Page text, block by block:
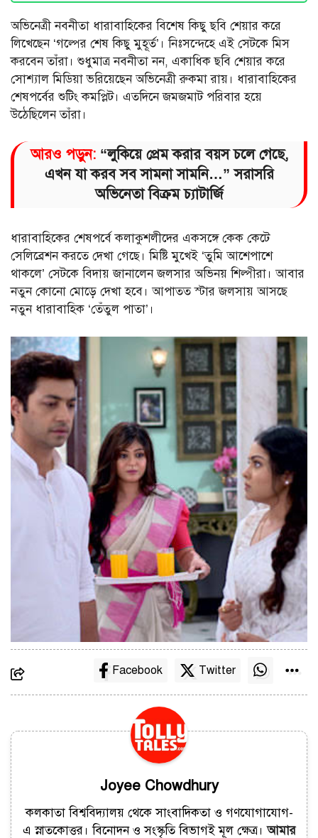
অভিনেত্রী নবনীতা ধারাবাহিকের বিশেষ কিছু ছবি শেয়ার করে
লিখেছেন ‘গল্পের শেষ কিছু মুহূর্ত’। নিঃসন্দেহে এই সেটকে মিস
করবেন তাঁরা। শুধুমাত্র নবনীতা নন, একাধিক ছবি শেয়ার করে
সোশ্যাল মিডিয়া ভরিয়েছেন অভিনেত্রী রুকমা রায়। ধারাবাহিকের
শেষপর্বের শুটিং কমপ্লিট। এতদিনে জমজমাট পরিবার হয়ে
উঠেছিলেন তাঁরা।
আরও পড়ুন: “লুকিয়ে প্রেম করার বয়স চলে গেছে,
এখন যা করব সব সামনা সামনি…” সরাসরি
অভিনেতা বিক্রম চ্যাটার্জি
ধারাবাহিকের শেষপর্বে কলাকুশলীদের একসঙ্গে কেক কেটে
সেলিব্রেশন করতে দেখা গেছে। মিষ্টি মুখেই ‘তুমি আশেপাশে
থাকলে’ সেটকে বিদায় জানালেন জলসার অভিনয় শিল্পীরা। আবার
নতুন কোনো মোড়ে দেখা হবে। আপাতত স্টার জলসায় আসছে
নতুন ধারাবাহিক ‘তেঁতুল পাতা’।
Facebook Twitter
Joyee Chowdhury
কলকাতা বিশ্ববিদ্যালয় থেকে সাংবাদিকতা ও গণযোগাযোগ-
এ স্নাতকোত্তর। বিনোদন ও সংস্কৃতি বিভাগই মূল ক্ষেত্র।আমার